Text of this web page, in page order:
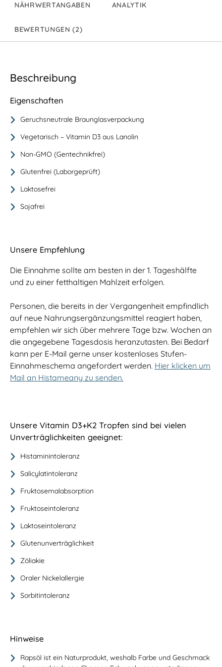
NÄHRWERTANGABEN ANALYTIK
BEWERTUNGEN (2)
Beschreibung
Eigenschaften
Geruchsneutrale Braunglasverpackung
Vegetarisch – Vitamin D3 aus Lanolin
Non-GMO (Gentechnikfrei)
Glutenfrei (Laborgeprüft)
Laktosefrei
Sojafrei
Unsere Empfehlung
Die Einnahme sollte am besten in der 1. Tageshälfte
und zu einer fetthaltigen Mahlzeit erfolgen.
Personen, die bereits in der Vergangenheit empfindlich
auf neue Nahrungsergänzungsmittel reagiert haben,
empfehlen wir sich über mehrere Tage bzw. Wochen an
die angegebene Tagesdosis heranzutasten. Bei Bedarf
kann per E-Mail gerne unser kostenloses Stufen-
Einnahmeschema angefordert werden. Hier klicken um
Mail an Histameany zu senden.
Unsere Vitamin D3+K2 Tropfen sind bei vielen
Unverträglichkeiten geeignet:
Histaminintoleranz
Salicylatintoleranz
Fruktosemalabsorption
Fruktoseintoleranz
Laktoseintoleranz
Glutenunverträglichkeit
Zöliakie
Oraler Nickelallergie
Sorbitintoleranz
Hinweise
Rapsöl ist ein Naturprodukt, weshalb Farbe und Geschmack